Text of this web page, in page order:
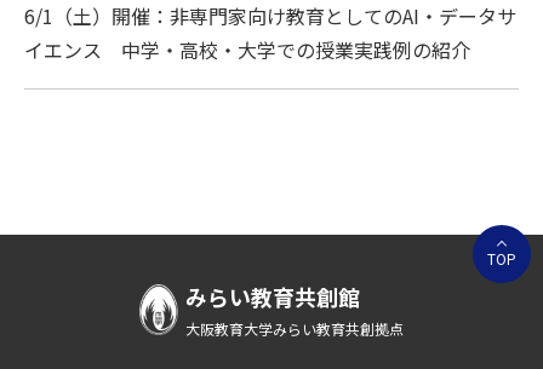
6/1（土）開催：非専門家向け教育としてのAI・データサ
イエンス 中学・高校・大学での授業実践例の紹介
TOP
みらい教育共創館
大阪教育大学みらい教育共創拠点